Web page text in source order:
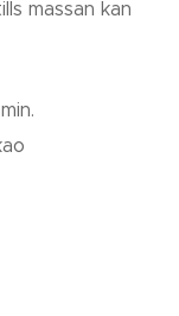
massan kan